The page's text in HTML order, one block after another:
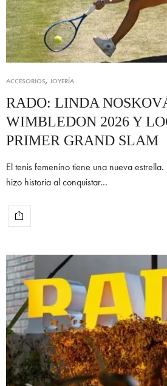
ACCESORIOS, JOYERÍA
RADO: LINDA
WIMBLEDON 2026 Y
PRIMER GRAND SLAM
El tenis femenino tiene una nueva
hizo historia al conquistar…